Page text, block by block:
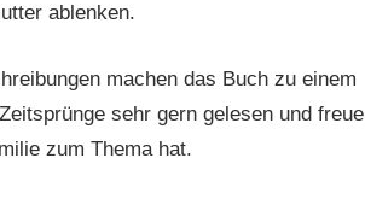
ablenken.
machen das Buch zu einem
sehr gern gelesen und freue
zum Thema hat.